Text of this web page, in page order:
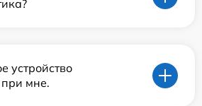
устройство
мне.